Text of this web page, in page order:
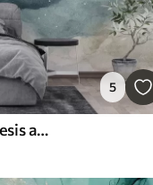
5
Akvareļglezniecība nakts debesis ar pusmēnesi un mirdzošām zvaigznēm zilā krāsā